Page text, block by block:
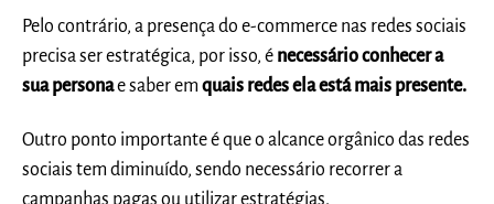
Pelo contrário, a presença do e-commerce nas redes sociais
precisa ser estratégica, por isso, é necessário conhecer a
sua personae saber emquais redes ela está mais presente.
Outro ponto importante é que o alcance orgânico das redes
sociais tem diminuído, sendo necessário recorrer a
campanhas pagas ou utilizar estratégias.